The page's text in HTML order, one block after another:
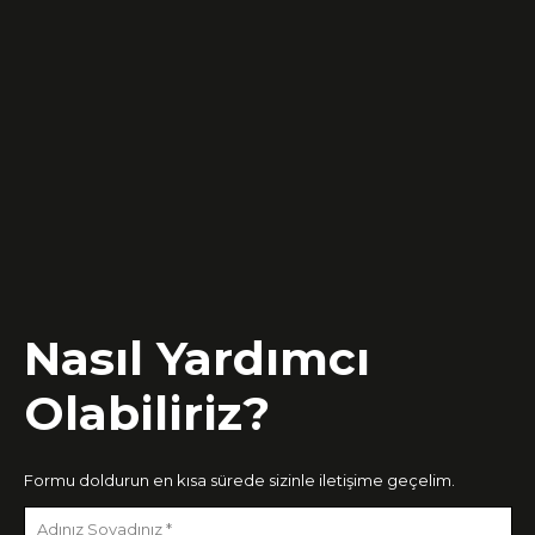
Nasıl Yardımcı
Olabiliriz?
Formu doldurun en kısa sürede sizinle iletişime geçelim.